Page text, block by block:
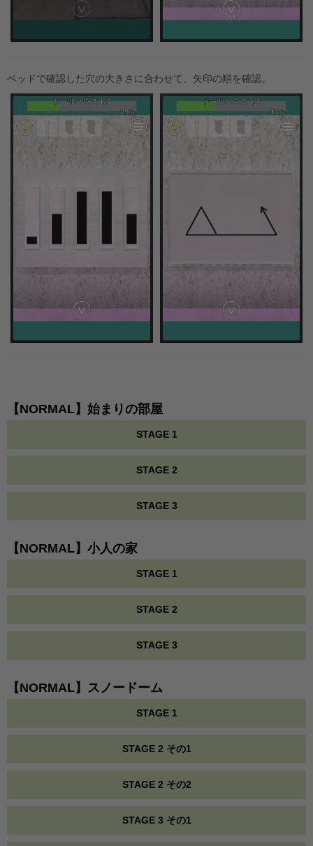
ベッドで確認した穴の大きさに合わせて、矢印の順を確認。
【NORMAL】始まりの部屋
STAGE 1
STAGE 2
STAGE 3
【NORMAL】小人の家
STAGE 1
STAGE 2
STAGE 3
【NORMAL】スノードーム
STAGE 1
STAGE 2 その1
STAGE 2 その2
STAGE 3 その1